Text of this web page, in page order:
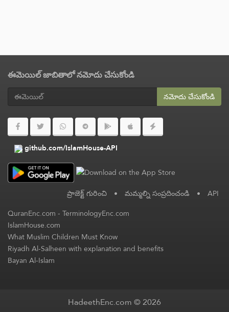
ఈమెయిల్ జాబితాలో నమోదు చేసుకోండి
నమోదు చేసుకోండి
github.com/IslamHouse-API
ప్రాజెక్ట్ గురించి • మమ్మల్ని సంప్రదించండి • API
QuranEnc.com-TerminologyEnc.com
IslamHouse.com
What Muslim Children Must Know
Riyadh Al-Salheen with explanation and benefits
Bayan Al-Islam
HadeethEnc.com © 2026